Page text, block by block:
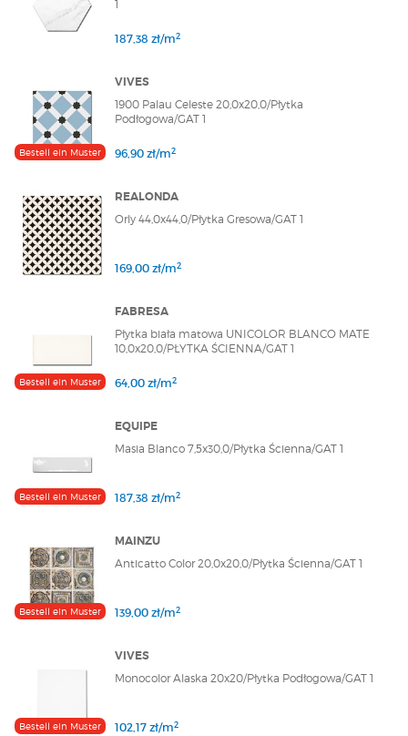
1
187,38 zł/m2
Bestell ein Muster
VIVES
1900 Palau Celeste 20,0x20,0/Płytka
Podłogowa/GAT 1
96,90 zł/m2
REALONDA
Orly 44,0x44,0/Płytka Gresowa/GAT 1
169,00 zł/m2
Bestell ein Muster
FABRESA
Płytka biała matowa UNICOLOR BLANCO MATE
10,0x20,0/PŁYTKA ŚCIENNA/GAT 1
64,00 zł/m2
Bestell ein Muster
EQUIPE
Masia Blanco 7,5x30,0/Płytka Ścienna/GAT 1
187,38 zł/m2
Bestell ein Muster
MAINZU
Anticatto Color 20,0x20,0/Płytka Ścienna/GAT 1
139,00 zł/m2
Bestell ein Muster
VIVES
Monocolor Alaska 20x20/Płytka Podłogowa/GAT 1
102,17 zł/m2